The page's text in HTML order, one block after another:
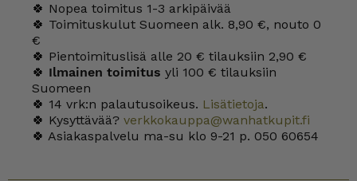
🍀 Nopea toimitus 1-3 arkipäivää
🍀 Toimituskulut Suomeen alk. 8,90 €, nouto 0
€
🍀 Pientoimituslisä alle 20 € tilauksiin 2,90 €
🍀 Ilmainen toimitus yli 100 € tilauksiin
Suomeen
🍀 14 vrk:n palautusoikeus. Lisätietoja.
🍀 Kysyttävää? verkkokauppa@wanhatkupit.fi
🍀 Asiakaspalvelu ma-su klo 9-21 p. 050 60654